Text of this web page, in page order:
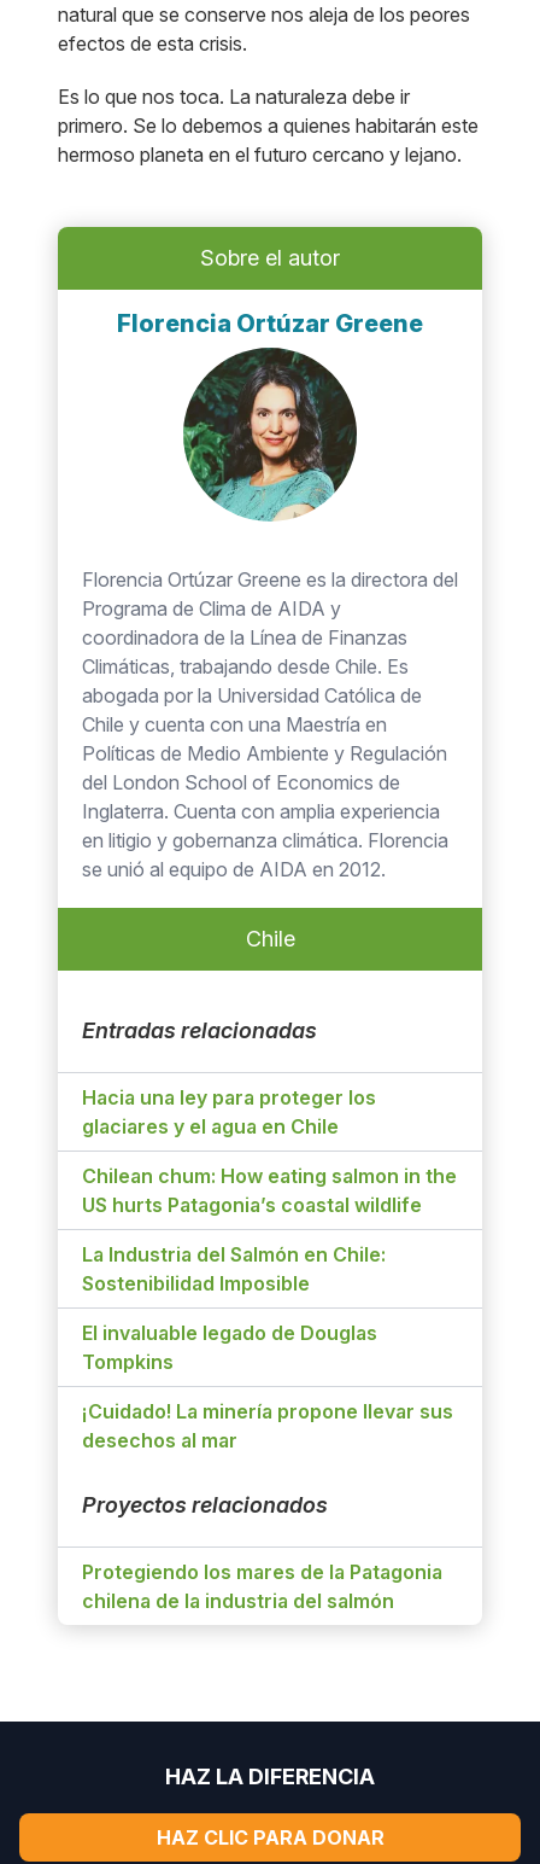
natural que se conserve nos aleja de los peores
efectos de esta crisis.
Es lo que nos toca. La naturaleza debe ir
primero. Se lo debemos a quienes habitarán este
hermoso planeta en el futuro cercano y lejano.
Sobre el autor
Florencia Ortúzar Greene
Florencia Ortúzar Greene es la directora del
Programa de Clima de AIDA y
coordinadora de la Línea de Finanzas
Climáticas, trabajando desde Chile. Es
abogada por la Universidad Católica de
Chile y cuenta con una Maestría en
Políticas de Medio Ambiente y Regulación
del London School of Economics de
Inglaterra. Cuenta con amplia experiencia
en litigio y gobernanza climática. Florencia
se unió al equipo de AIDA en 2012.
Chile
Entradas relacionadas
Hacia una ley para proteger los
glaciares y el agua en Chile
Chilean chum: How eating salmon in the
US hurts Patagonia’s coastal wildlife
La Industria del Salmón en Chile:
Sostenibilidad Imposible
El invaluable legado de Douglas
Tompkins
¡Cuidado! La minería propone llevar sus
desechos al mar
Proyectos relacionados
Protegiendo los mares de la Patagonia
chilena de la industria del salmón
HAZ LA DIFERENCIA
HAZ CLIC PARA DONAR